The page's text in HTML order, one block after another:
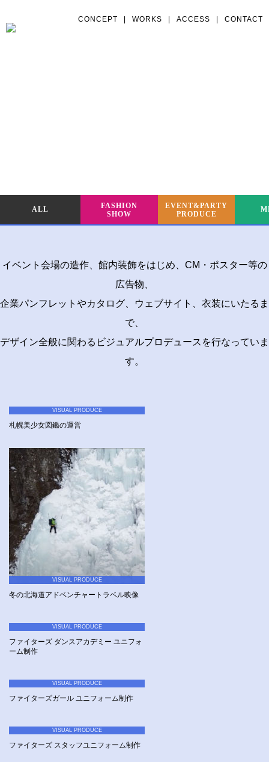
CONCEPT | WORKS | ACCESS | CONTACT
ALL
FASHION
SHOW
EVENT&PARTY
PRODUCE
イベント会場の造作、館内装飾をはじめ、CM・ポスター等の
広告物、
企業パンフレットやカタログ、ウェブサイト、衣装にいたるま
で、
デザイン全般に関わるビジュアルプロデュースを行なっていま
す。
VISUAL PRODUCE
札幌美少女図鑑の運営
VISUAL PRODUCE
冬の北海道アドベンチャートラベル映像
VISUAL PRODUCE
ファイターズ ダンスアカデミー ユニフォ
ーム制作
VISUAL PRODUCE
ファイターズガール ユニフォーム制作
VISUAL PRODUCE
ファイターズ スタッフユニフォーム制作